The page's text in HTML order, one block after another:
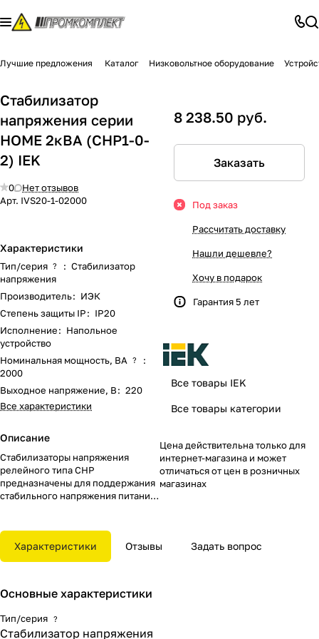
Лучшие предложения Каталог Низковольтное оборудование
Стабилизатор
напряжения серии
HOME 2кВА (СНР1-0-
2) IEK
0
Нет отзывов
Арт. IVS20-1-02000
Характеристики
Тип/серия ? : Стабилизатор
напряжения
Производитель: ИЭК
Степень защиты IP: IP20
Исполнение: Напольное
устройство
Номинальная мощность, ВА
?
:
2000
Выходное напряжение, В: 220
Все характеристики
Описание
Стабилизаторы напряжения
релейного типа СНР
предназначены для поддержания
стабильного напряжения питания
220В, 50Гц при отклонениях
сетевого напряжения в широких
пределах по значению и
Стабилизаторы напряжения
для стабилизации напряжения
8 238.50 руб.
Заказать
Под заказ
Рассчитать доставку
Нашли дешевле?
Хочу в подарок
Гарантия 5 лет
Все товары IEK
Все товары категории
Цена действительна только для
интернет-магазина и может
отличаться от цен в розничных
магазинах
Характеристики Отзывы Задать вопрос
Основные характеристики
Тип/серия ?
Стабилизатор напряжения